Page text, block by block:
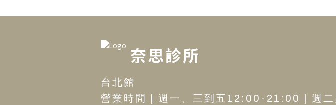
奈思診所
台北館
營業時間 | 週一、三到五12:00-21:00 | 週